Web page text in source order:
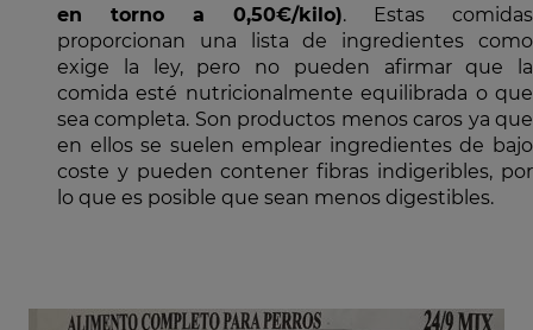
en torno a 0,50€/kilo). Estas comidas
proporcionan una lista de ingredientes como
exige la ley, pero no pueden afirmar que la
comida esté nutricionalmente equilibrada o que
sea completa. Son productos menos caros ya que
en ellos se suelen emplear ingredientes de bajo
coste y pueden contener fibras indigeribles, por
lo que es posible que sean menos digestibles.